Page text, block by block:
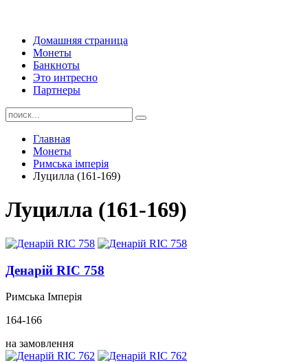
Домашняя страница
Монеты
Банкноты
Это интресно
Партнеры
Главная
Монеты
Римська імперія
Луцилла (161-169)
Луцилла (161-169)
Денарій RIC 758
Римська Імперія
164-166
на замовлення